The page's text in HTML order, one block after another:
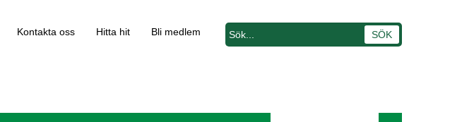
Kontakta oss Hitta hit Bli medlem